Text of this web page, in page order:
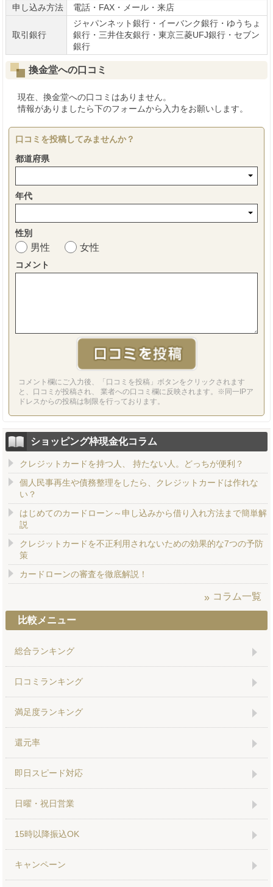
申し込み方法
電話・FAX・メール・来店
取引銀行
ジャパンネット銀行・イーバンク銀行・ゆうちょ
銀行・三井住友銀行・東京三菱UFJ銀行・セブン
銀行
換金堂への口コミ
現在、換金堂への口コミはありません。
情報がありましたら下のフォームから入力をお願いします。
口コミを投稿してみませんか？
都道府県
年代
性別
男性 女性
コメント
コメント欄にご入力後、「口コミを投稿」ボタンをクリックされます
と、口コミが投稿され、 業者への口コミ欄に反映されます。※同一IPア
ドレスからの投稿は制限を行っております。
ショッピング枠現金化コラム
クレジットカードを持つ人、 持たない人。どっちが便利？
個人民事再生や債務整理をしたら、クレジットカードは作れな
い？
はじめてのカードローン～申し込みから借り入れ方法まで簡単解
説
クレジットカードを不正利用されないための効果的な7つの予防
策
カードローンの審査を徹底解説！
コラム一覧
比較メニュー
総合ランキング
口コミランキング
満足度ランキング
還元率
即日スピード対応
日曜・祝日営業
15時以降振込OK
キャンペーン